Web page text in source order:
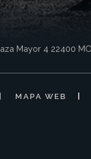
Mayor 4 22400
MAPA WEB